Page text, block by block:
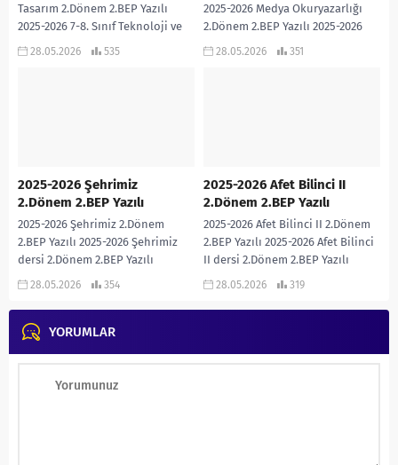
Tasarım 2.Dönem 2.BEP Yazılı
2025-2026 7-8. Sınıf Teknoloji ve
Tasarım dersi 2.Dönem 2.BEP
28.05.2026 535
2025-2026 Medya Okuryazarlığı
2.Dönem 2.BEP Yazılı 2025-2026
Medya Okuryazarlığı dersi
28.05.2026 351
2025-2026 Şehrimiz
2.Dönem 2.BEP Yazılı
2025-2026 Şehrimiz 2.Dönem
2.BEP Yazılı 2025-2026 Şehrimiz
dersi 2.Dönem 2.BEP Yazılı
sınavıdır. Cevap Anahtarı eklidir…
28.05.2026 354
2025-2026 Afet Bilinci II
2.Dönem 2.BEP Yazılı
2025-2026 Afet Bilinci II 2.Dönem
2.BEP Yazılı 2025-2026 Afet Bilinci
II dersi 2.Dönem 2.BEP Yazılı
sınavıdır. Cevap Anahtarı eklidir…
28.05.2026 319
YORUMLAR